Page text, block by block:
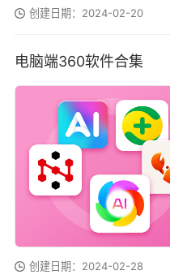
创建日期：2024-02-20
电脑端360软件合集
创建日期：2024-02-28